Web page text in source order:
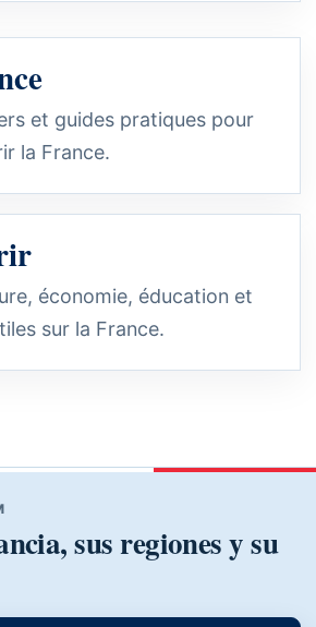
et guides pratiques pour
la France.
économie, éducation et
sur la France.
sus regiones y su